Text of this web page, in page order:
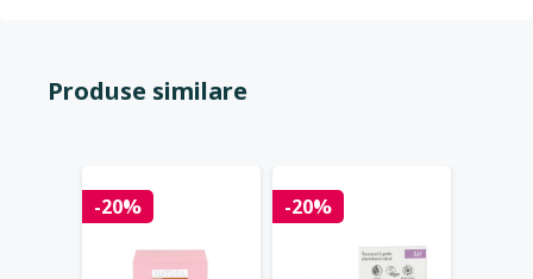
Produse similare
-20% -20%